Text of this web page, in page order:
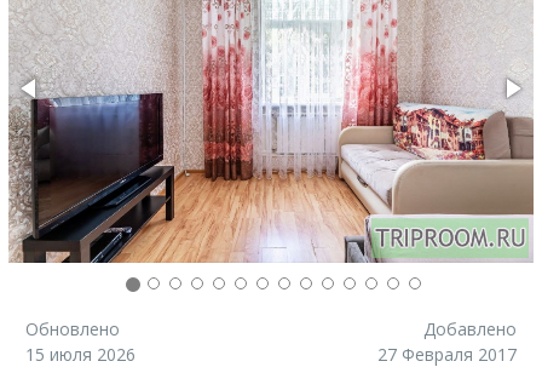
Обновлено
15 июля 2026
Добавлено
27 Февраля 2017